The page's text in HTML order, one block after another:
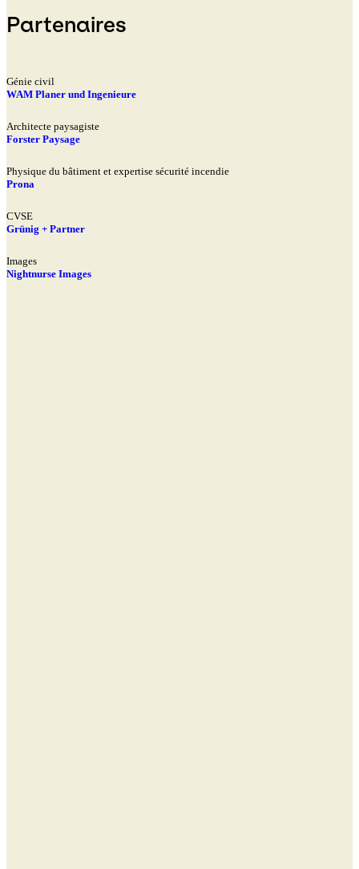
Partenaires
Génie civil
WAM Planer und Ingenieure
Architecte paysagiste
Forster Paysage
Physique du bâtiment et expertise sécurité incendie
Prona
CVSE
Grünig + Partner
Images
Nightnurse Images